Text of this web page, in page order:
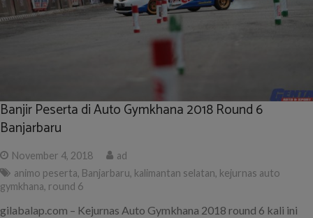
Banjir Peserta di Auto Gymkhana 2018 Round 6
Banjarbaru
November 4, 2018
ad
animo peserta, Banjarbaru, kalimantan selatan, kejurnas auto
gymkhana, round 6
gilabalap.com – Kejurnas Auto Gymkhana 2018 round 6 kali ini